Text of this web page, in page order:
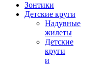
Зонтики
Детские круги
Надувные
жилеты
Детские
круги
и